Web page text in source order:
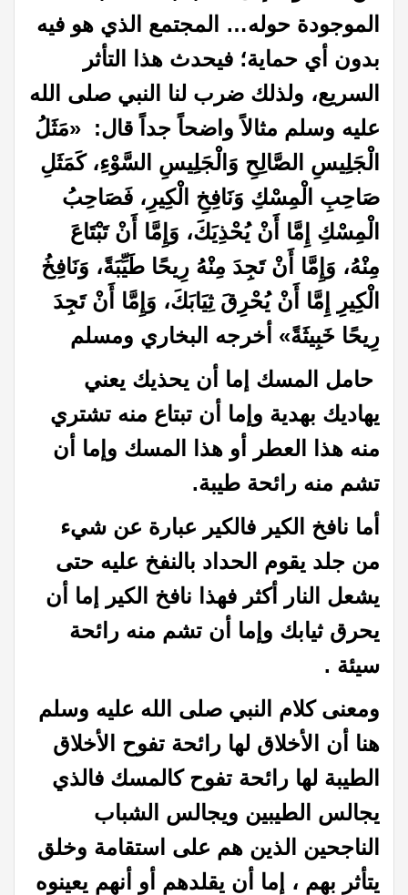
الموجودة حوله… المجتمع الذي هو فيه
بدون أي حماية؛ فيحدث هذا التأثر
السريع، ولذلك ضرب لنا النبي صلى الله
عليه وسلم مثالاً واضحاً جداً قال: «مَثَلُ
الْجَلِيسِ الصَّالِحِ وَالْجَلِيسِ السَّوْءِ، كَمَثَلِ
صَاحِبِ الْمِسْكِ وَنَافِخِ الْكِيرِ، فَصَاحِبُ
الْمِسْكِ إِمَّا أَنْ يُحْذِيَكَ، وَإِمَّا أَنْ تَبْتَاعَ
مِنْهُ، وَإِمَّا أَنْ تَجِدَ مِنْهُ رِيحًا طَيِّبَةً، وَنَافِخُ
الْكِيرِ إِمَّا أَنْ يُحْرِقَ ثِيَابَكَ، وَإِمَّا أَنْ تَجِدَ
رِيحًا خَبِيثَةً» أخرجه البخاري ومسلم
حامل المسك إما أن يحذيك يعني
يهاديك بهدية وإما أن تبتاع منه تشتري
منه هذا العطر أو هذا المسك وإما أن
تشم منه رائحة طيبة.
أما نافخ الكير فالكير عبارة عن شيء
من جلد يقوم الحداد بالنفخ عليه حتى
يشعل النار أكثر فهذا نافخ الكير إما أن
يحرق ثيابك وإما أن تشم منه رائحة
سيئة .
ومعنى كلام النبي صلى الله عليه وسلم
هنا أن الأخلاق لها رائحة تفوح الأخلاق
الطيبة لها رائحة تفوح كالمسك فالذي
يجالس الطيبين ويجالس الشباب
الناجحين الذين هم على استقامة وخلق
يتأثر بهم ، إما أن يقلدهم أو أنهم يعينوه